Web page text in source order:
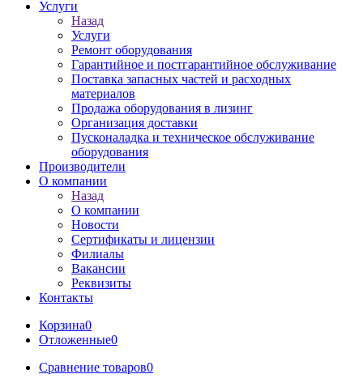
Услуги
Назад
Услуги
Ремонт оборудования
Гарантийное и постгарантийное обслуживание
Поставка запасных частей и расходных
материалов
Продажа оборудования в лизинг
Организация доставки
Пусконаладка и техническое обслуживание
оборудования
Производители
О компании
Назад
О компании
Новости
Сертификаты и лицензии
Филиалы
Вакансии
Реквизиты
Контакты
Корзина0
Отложенные0
Сравнение товаров0